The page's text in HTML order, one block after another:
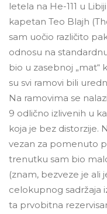
letela na He-111 u
kapetan Teo Blajh
sam uočio različito
odnosu na
bio u zasebnoj „mat“
su svi ramovi bili
Na ramovima se
9 odlično izlivenih u
koja je bez distorzije.
vezan za pomenuto
trenutku sam bio
(znam, bezveze je ali
celokupnog sadržaja
ta prvobitna